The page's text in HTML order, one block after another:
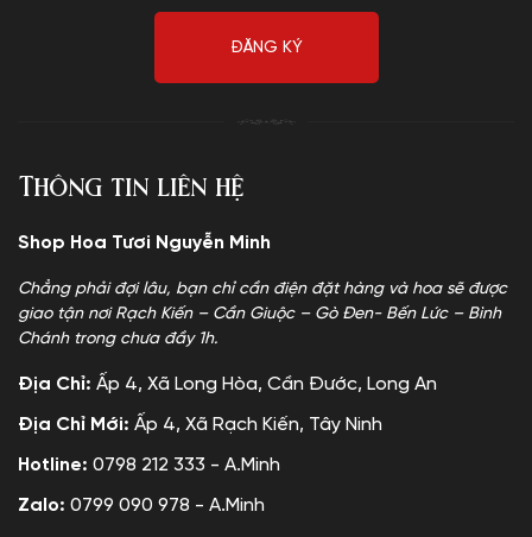
Thông tin liên hệ
Shop Hoa Tươi Nguyễn Minh
Chẳng phải đợi lâu, bạn chỉ cần điện đặt hàng và hoa sẽ được
giao tận nơi Rạch Kiến – Cần Giuộc – Gò Đen- Bến Lức – Bình
Chánh trong chưa đầy 1h.
Địa Chỉ: Ấp 4, Xã Long Hòa, Cần Đước, Long An
Địa Chỉ Mới: Ấp 4, Xã Rạch Kiến, Tây Ninh
Hotline: 0798 212 333 - A.Minh
Zalo: 0799 090 978 - A.Minh